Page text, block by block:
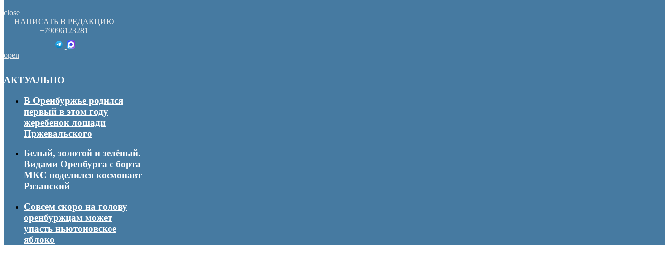
close
НАПИСАТЬ В РЕДАКЦИЮ
+79096123281
open
АКТУАЛЬНО
В Оренбуржье родился
первый в этом году
жеребенок лошади
Пржевальского
Белый, золотой и зелёный.
Видами Оренбурга с борта
МКС поделился космонавт
Рязанский
Совсем скоро на голову
оренбуржцам может
упасть ньютоновское
яблоко